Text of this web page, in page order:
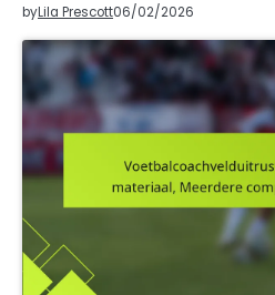
byLila Prescott06/02/2026